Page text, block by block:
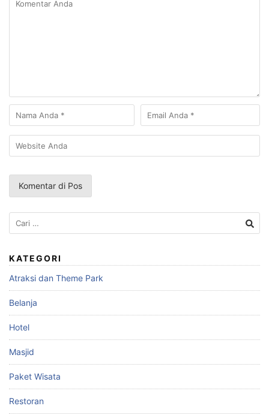
Cari
untuk:
KATEGORI
Atraksi dan Theme Park
Belanja
Hotel
Masjid
Paket Wisata
Restoran